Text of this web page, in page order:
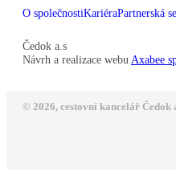
O společnostiKariéraPartnerská
Čedok a.s
Návrh a realizace webu Axabee
© 2026, cestovní kancelář Čedok